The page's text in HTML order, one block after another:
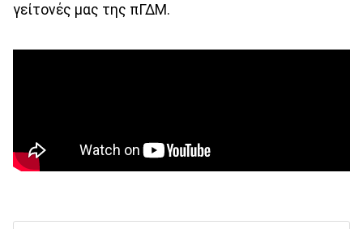
γείτονές μας της πΓΔΜ.